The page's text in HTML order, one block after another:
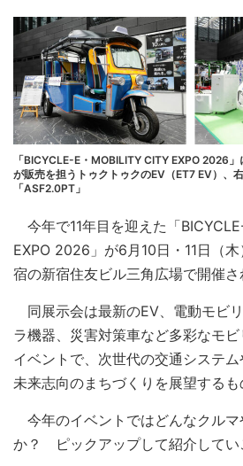
「BICYCLE-E・MOBILITY CITY EXPO 2026
が販売を担うトゥクトゥクのEV（ET7 EV）、
「ASF2.0PT」
今年で11年目を迎えた「
EXPO 2026」が6月10日・11日（
宿の新宿住友ビル三角広場で開催さ
同展示会は最新のEV、電動モビ
ラ機器、災害対策車など多彩なモ
イベントで、次世代の交通システ
未来志向のまちづくりを展望するも
今年のイベントではどんなクル
か？ ピックアップして紹介してい